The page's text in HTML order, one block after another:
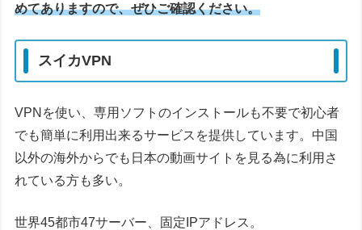
めてありますので、ぜひご確認ください。
スイカVPN
VPNを使い、専用ソフトのインストールも不要で初心者
でも簡単に利用出来るサービスを提供しています。中国
以外の海外からでも日本の動画サイトを見る為に利用さ
れている方も多い。
世界45都市47サーバー、固定IPアドレス。